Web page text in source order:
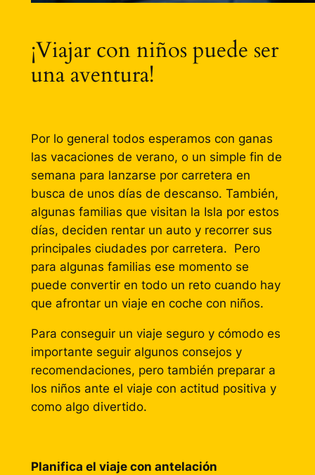
¡Viajar con niños puede ser
una aventura!
Por lo general todos esperamos con ganas
las vacaciones de verano, o un simple fin de
semana para lanzarse por carretera en
busca de unos días de descanso. También,
algunas familias que visitan la Isla por estos
días, deciden rentar un auto y recorrer sus
principales ciudades por carretera. Pero
para algunas familias ese momento se
puede convertir en todo un reto cuando hay
que afrontar un viaje en coche con niños.
Para conseguir un viaje seguro y cómodo es
importante seguir algunos consejos y
recomendaciones, pero también preparar a
los niños ante el viaje con actitud positiva y
como algo divertido.
Planifica el viaje con antelación